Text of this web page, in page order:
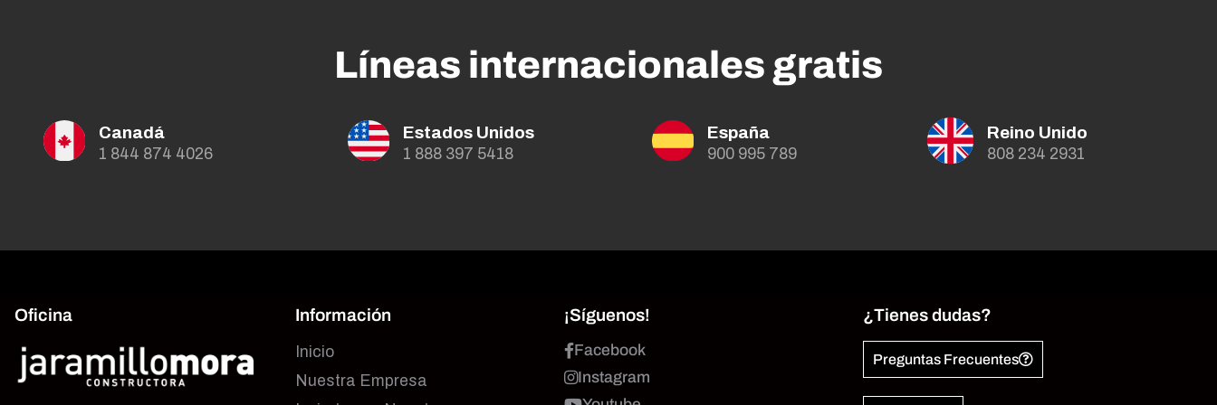
Líneas internacionales gratis
Canadá
1 844 874 4026
Estados Unidos
1 888 397 5418
España
900 995 789
Reino Unido
808 234 2931
Oficina Información
Inicio
Nuestra Empresa
¡Síguenos!
Facebook
Instagram
¿Tienes dudas?
Preguntas Frecuentes